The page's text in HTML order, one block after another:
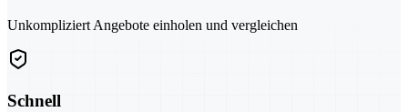
Unkompliziert Angebote einholen und vergleichen
Schnell